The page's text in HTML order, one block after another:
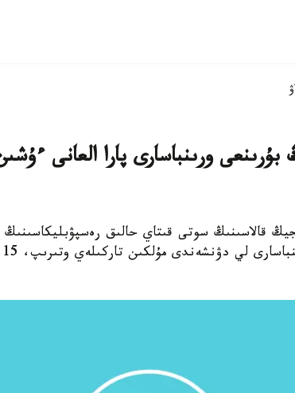
قالاسىنىڭ سوتى قىتاي حالىق